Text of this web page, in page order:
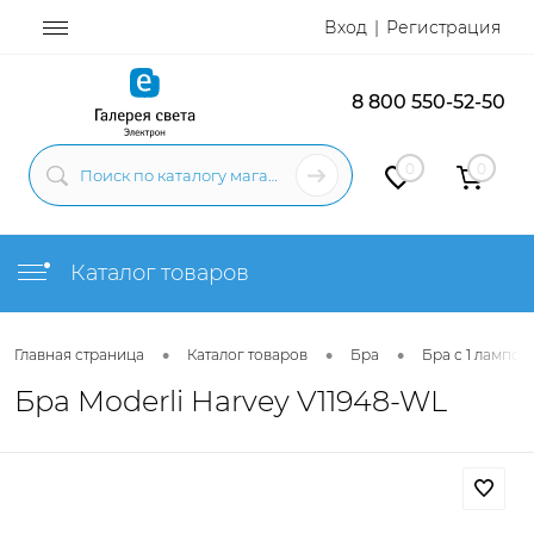
Вход Регистрация
8 800 550-52-50
0 0
Каталог товаров
Главная страница • Каталог товаров • Бра • Бра с 1 лампой
Бра Moderli Harvey V11948-WL